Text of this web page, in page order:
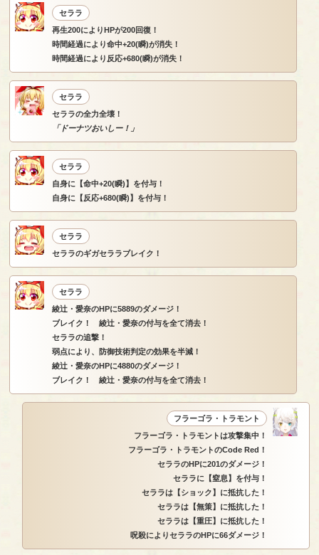
セララ
再生200によりHPが200回復！
時間経過により命中+20(瞬)が消失！
時間経過により反応+680(瞬)が消失！
セララ
セララの全力全壊！
「ドーナツおいしー！」
セララ
自身に【命中+20(瞬)】を付与！
自身に【反応+680(瞬)】を付与！
セララ
セララのギガセララブレイク！
セララ
綾辻・愛奈のHPに5889のダメージ！
ブレイク！ 綾辻・愛奈の付与を全て消去！
セララの追撃！
弱点により、防御技術判定の効果を半減！
綾辻・愛奈のHPに4880のダメージ！
ブレイク！ 綾辻・愛奈の付与を全て消去！
フラーゴラ・トラモント
フラーゴラ・トラモントは攻撃集中！
フラーゴラ・トラモントのCode Red！
セララのHPに201のダメージ！
セララに【窒息】を付与！
セララは【ショック】に抵抗した！
セララは【無策】に抵抗した！
セララは【重圧】に抵抗した！
呪殺によりセララのHPに66ダメージ！